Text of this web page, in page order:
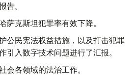
告。
萨克斯坦犯罪率有效下降。
公民宪法权益措施，以及打击犯罪
引入数字技术问题进行了汇报。
会各领域的法治工作。